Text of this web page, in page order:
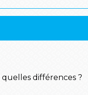
quelles différences ?